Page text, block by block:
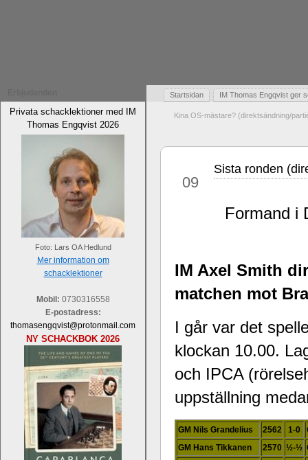
Privata schacklektioner med IM
Thomas Engqvist 2026
Foto: Lars OA Hedlund
Mer information om
schacklektioner
Mobil: 0730316558
E-postadress:
thomasengqvist@protonmail.com
NY SCHACKBOK 2026
Startsidan IM Thomas Engqvist ger
Kina OS-mästare? (direktsändning/
09
Sista ronden
Formand i
IM Axel Smith
matchen mot
I går var det
klockan 10.00.
och IPCA
uppställning
GM Nils Grandelius 2562 1-0
GM Hans Tikkanen
2570 ½-½